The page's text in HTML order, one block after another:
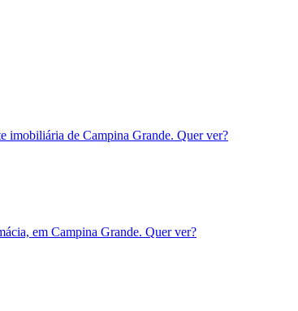
imobiliária de Campina Grande. Quer ver?
em Campina Grande. Quer ver?